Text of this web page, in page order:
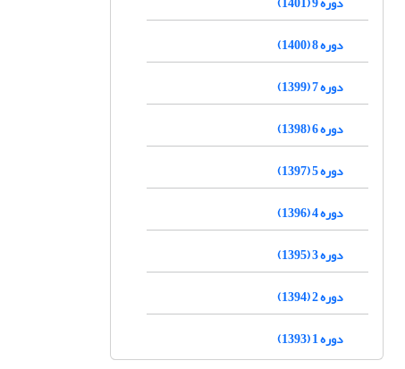
دوره 8 (1400)
دوره 7 (1399)
دوره 6 (1398)
دوره 5 (1397)
دوره 4 (1396)
دوره 3 (1395)
دوره 2 (1394)
دوره 1 (1393)